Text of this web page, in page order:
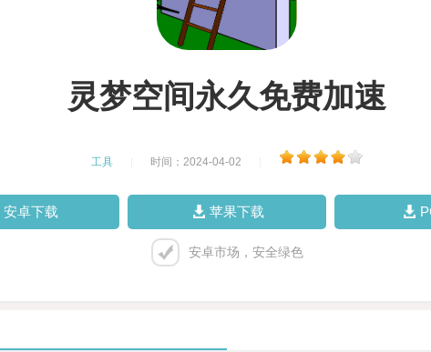
灵梦空间永久免费加速
工具 时间：2024-04-02
安卓下载 苹果下载
安卓市场，安全绿色